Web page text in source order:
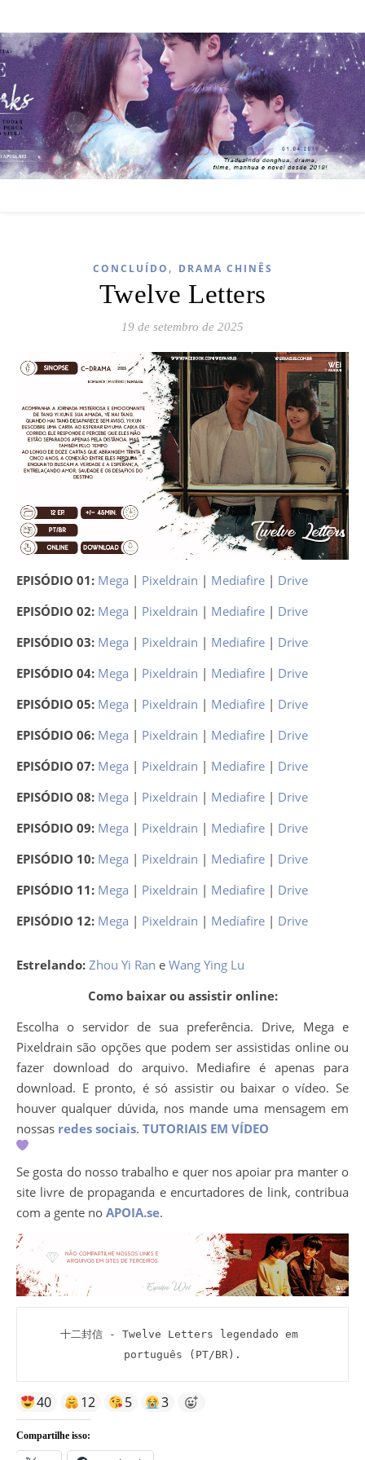
CONCLUÍDO , DRAMA CHINÊS
Twelve Letters
19 de setembro de 2025
EPISÓDIO 01: Mega | Pixeldrain | Mediafire | Drive
EPISÓDIO 02: Mega | Pixeldrain | Mediafire | Drive
EPISÓDIO 03: Mega | Pixeldrain | Mediafire | Drive
EPISÓDIO 04: Mega | Pixeldrain | Mediafire | Drive
EPISÓDIO 05: Mega | Pixeldrain | Mediafire | Drive
EPISÓDIO 06: Mega | Pixeldrain | Mediafire | Drive
EPISÓDIO 07: Mega | Pixeldrain | Mediafire | Drive
EPISÓDIO 08: Mega | Pixeldrain | Mediafire | Drive
EPISÓDIO 09: Mega | Pixeldrain | Mediafire | Drive
EPISÓDIO 10: Mega | Pixeldrain | Mediafire | Drive
EPISÓDIO 11: Mega | Pixeldrain | Mediafire | Drive
EPISÓDIO 12: Mega | Pixeldrain | Mediafire | Drive
Estrelando: Zhou Yi Ran e Wang Ying Lu
Como baixar ou assistir online:
Escolha o servidor de sua preferência. Drive, Mega e
Pixeldrain são opções que podem ser assistidas online ou
fazer download do arquivo. Mediafire é apenas para
download. E pronto, é só assistir ou baixar o vídeo. Se
houver qualquer dúvida, nos mande uma mensagem em
nossas redes sociais. TUTORIAIS EM VÍDEO
Se gosta do nosso trabalho e quer nos apoiar pra manter o
site livre de propaganda e encurtadores de link, contribua
com a gente no APOIA.se.
十二封信 - Twelve Letters legendado em
português (PT/BR).
40 12 5 3
Compartilhe isso: